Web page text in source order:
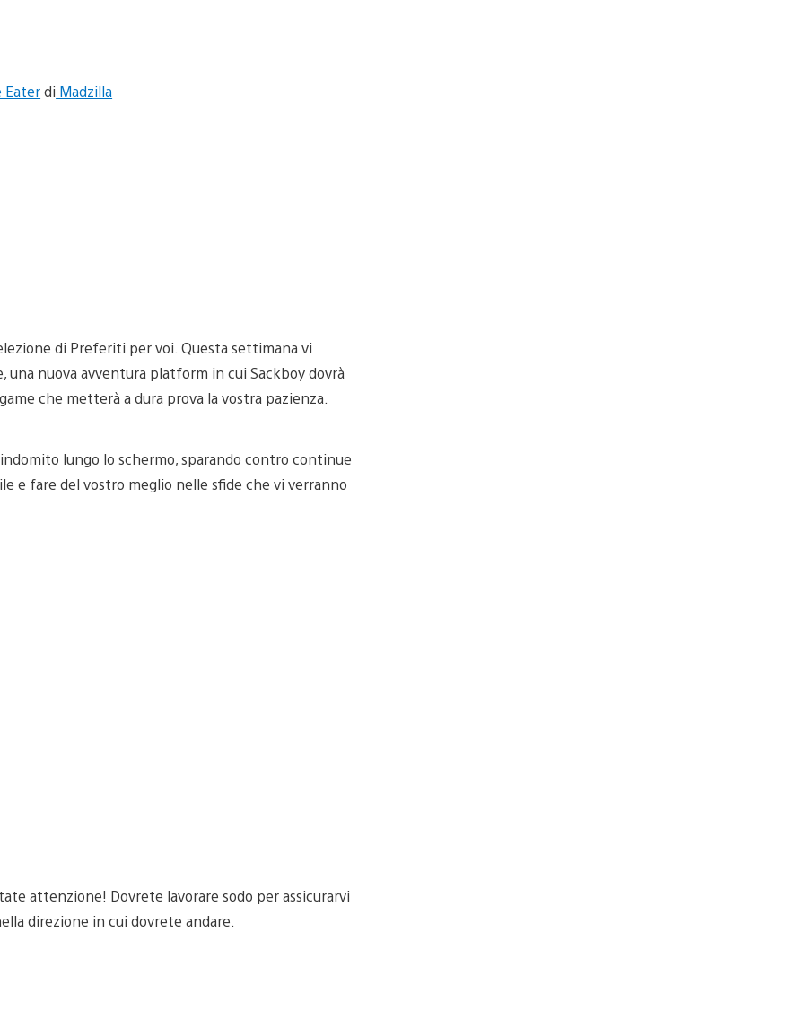
Eaterdi Madzilla
di Preferiti per voi. Questa settimana vi
nuova avventura platform in cui Sackboy dovrà
che metterà a dura prova la vostra pazienza.
lungo lo schermo, sparando contro continue
e fare del vostro meglio nelle sfide che vi verranno
attenzione! Dovrete lavorare sodo per assicurarvi
direzione in cui dovrete andare.